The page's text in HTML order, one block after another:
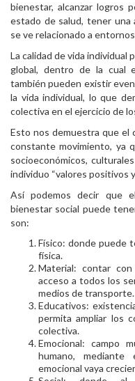
bienestar, alcanzar logros
estado de salud, tener
se ve relacionado a
La calidad de vida individual
global, dentro de la cual
también pueden existir
la vida individual, lo que
colectiva en el ejercicio de
Esto nos demuestra que el
constante movimiento, ya
socioeconómicos,
individuo “valores positivos
Así podemos decir que
bienestar social puede
son:
Físico: donde puede
física.
Material: contar
acceso a todos los
medios de transporte.
Educativos:
permita ampliar los
colectiva.
Emocional: campo
humano,
emocional vaya